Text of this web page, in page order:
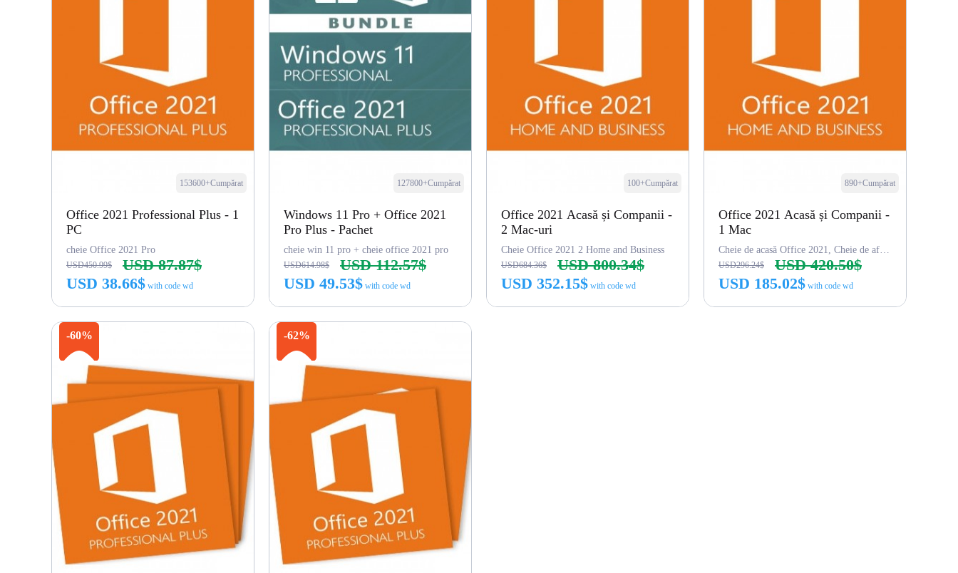
153600+Cumpărat
Office 2021 Professional Plus - 1
PC
cheie Office 2021 Pro
USD450.99$
USD 87.87$
USD 38.66$ with code wd
Cumpără acum
127800+Cumpărat
Windows 11 Pro + Office 2021
Pro Plus - Pachet
cheie win 11 pro + cheie office 2021 pro
USD614.98$
USD 112.57$
USD 49.53$ with code wd
Cumpără acum
100+Cumpărat
Office 2021 Acasă și Companii -
2 Mac-uri
Cheie Office 2021 2 Home and Business
USD684.36$
USD 800.34$
USD 352.15$ with code wd
890+Cumpărat
Office 2021 Acasă și Companii -
1 Mac
Cheie de acasă Office 2021, Cheie de afaceri
USD296.24$
USD 420.50$
USD 185.02$ with code wd
-60%
-62%